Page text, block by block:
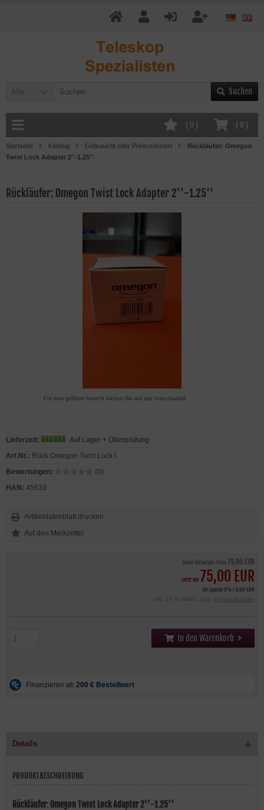
Alle Suchen
( 0 )
( 0 )
Startseite Katalog Gebraucht oder Preisreduziert
Rückläufer: Omegon
Twist Lock Adapter 2''-1.25''
Rückläufer: Omegon Twist Lock Adapter 2''-1.25''
Für eine größere Ansicht klicken Sie auf das Vorschaubild
Unser bisheriger Preis 79,00 EUR
Jetzt nur75,00 EUR
Sie sparen 5% / 4,00 EUR
inkl. 19 % MwSt. zzgl.
Versandkosten
In den Warenkorb
Lieferzeit:
Auf Lager + Überprüfung
Art.Nr.: Rück Omegon Twist Lock I
Bewertungen:
(0)
HAN: 45633
Artikeldatenblatt drucken
Details
PRODUKTBESCHREIBUNG
Rückläufer: Omegon Twist Lock Adapter 2''-1.25''